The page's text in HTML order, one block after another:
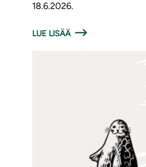
18.6.2026.
LUE LISÄÄ